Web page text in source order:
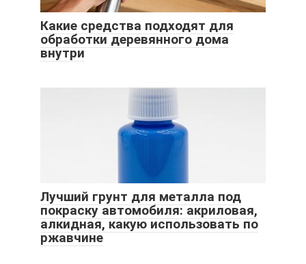
Какие средства подходят для
обработки деревянного дома
внутри
Лучший грунт для металла под
покраску автомобиля: акриловая,
алкидная, какую использовать по
ржавчине